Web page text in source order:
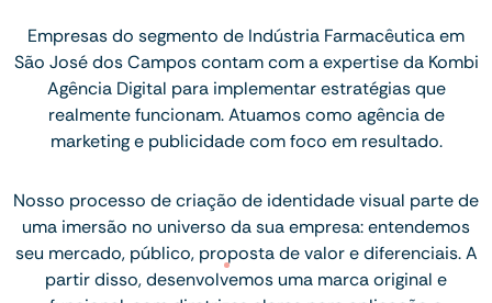
Empresas do segmento de Indústria Farmacêutica em
São José dos Campos contam com a expertise da Kombi
Agência Digital para implementar estratégias que
realmente funcionam. Atuamos como agência de
marketing e publicidade com foco em resultado.
Nosso processo de criação de identidade visual parte de
uma imersão no universo da sua empresa: entendemos
seu mercado, público, proposta de valor e diferenciais. A
partir disso, desenvolvemos uma marca original e